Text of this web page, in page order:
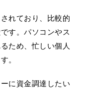
れており、比較的
す。パソコンやス
ため、忙しい個人
。
に資金調達したい